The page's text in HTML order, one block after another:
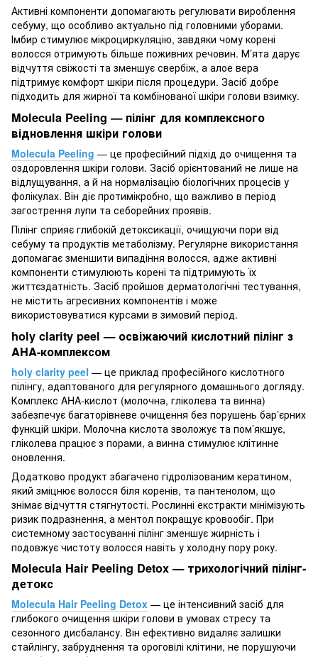
Активні компоненти допомагають регулювати вироблення
себуму, що особливо актуально під головними уборами.
Імбир стимулює мікроциркуляцію, завдяки чому корені
волосся отримують більше поживних речовин. М’ята дарує
відчуття свіжості та зменшує свербіж, а алое вера
підтримує комфорт шкіри після процедури. Засіб добре
підходить для жирної та комбінованої шкіри голови взимку.
Molecula Peeling — пілінг для комплексного
відновлення шкіри голови
Molecula Peeling — це професійний підхід до очищення та
оздоровлення шкіри голови. Засіб орієнтований не лише на
відлущування, а й на нормалізацію біологічних процесів у
фолікулах. Він діє протимікробно, що важливо в період
загострення лупи та себорейних проявів.
Пілінг сприяє глибокій детоксикації, очищуючи пори від
себуму та продуктів метаболізму. Регулярне використання
допомагає зменшити випадіння волосся, адже активні
компоненти стимулюють корені та підтримують їх
життєздатність. Засіб пройшов дерматологічні тестування,
не містить агресивних компонентів і може
використовуватися курсами в зимовий період.
holy clarity peel — освіжаючий кислотний пілінг з
AHA-комплексом
holy clarity peel — це приклад професійного кислотного
пілінгу, адаптованого для регулярного домашнього догляду.
Комплекс AHA-кислот (молочна, гліколева та винна)
забезпечує багаторівневе очищення без порушень бар’єрних
функцій шкіри. Молочна кислота зволожує та пом’якшує,
гліколева працює з порами, а винна стимулює клітинне
оновлення.
Додатково продукт збагачено гідролізованим кератином,
який зміцнює волосся біля коренів, та пантенолом, що
знімає відчуття стягнутості. Рослинні екстракти мінімізують
ризик подразнення, а ментол покращує кровообіг. При
системному застосуванні пілінг зменшує жирність і
подовжує чистоту волосся навіть у холодну пору року.
Molecula Hair Peeling Detox — трихологічний пілінг-
детокс
Molecula Hair Peeling Detox — це інтенсивний засіб для
глибокого очищення шкіри голови в умовах стресу та
сезонного дисбалансу. Він ефективно видаляє залишки
стайлінгу, забруднення та ороговілі клітини, не порушуючи